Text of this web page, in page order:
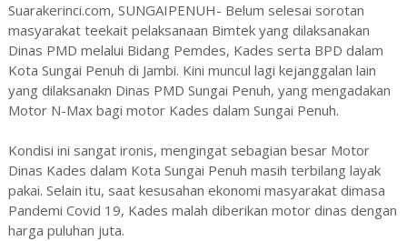
Suarakerinci.com, SUNGAIPENUH- Belum selesai sorotan
masyarakat teekait pelaksanaan Bimtek yang dilaksanakan
Dinas PMD melalui Bidang Pemdes, Kades serta BPD dalam
Kota Sungai Penuh di Jambi. Kini muncul lagi kejanggalan lain
yang dilaksanakn Dinas PMD Sungai Penuh, yang mengadakan
Motor N-Max bagi motor Kades dalam Sungai Penuh.
Kondisi ini sangat ironis, mengingat sebagian besar Motor
Dinas Kades dalam Kota Sungai Penuh masih terbilang layak
pakai. Selain itu, saat kesusahan ekonomi masyarakat dimasa
Pandemi Covid 19, Kades malah diberikan motor dinas dengan
harga puluhan juta.